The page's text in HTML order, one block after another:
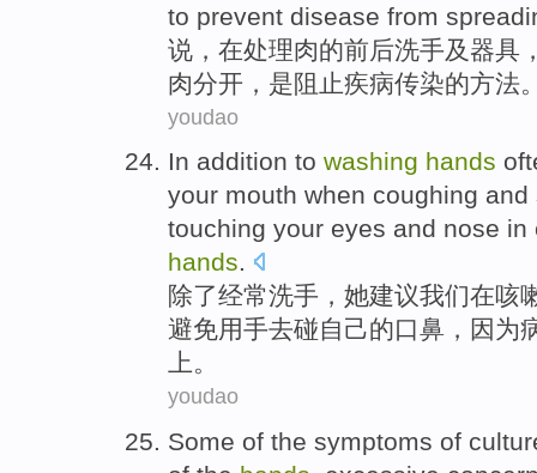
to prevent disease from
说 ，在处理肉的前后洗手及器具
肉分开， 是阻止疾病传染的方法
youdao
In addition to washing hands
your mouth when coughing and
touching your eyes and nose in
hands.
除了经常洗手 ， 她建议我们在咳
避免用手去碰自己的口鼻 ，因为
上。
youdao
Some of the symptoms of